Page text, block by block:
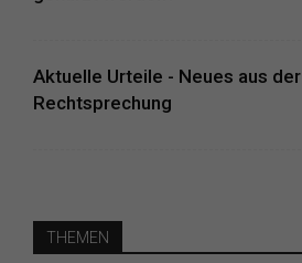
Aktuelle Urteile - Neues aus der
Rechtsprechung
THEMEN